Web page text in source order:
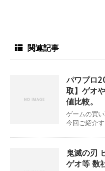
関連記事
パワプロ
取】ゲオ
値比較。
ゲームの買
今回ご紹介
鬼滅の刃
ゲオ等 数